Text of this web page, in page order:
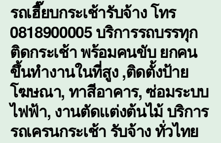
รถเฮี๊ยบกระเช้ารับจ้าง โทร
0818900005 บริการรถบรรทุก
ติดกระเช้า พร้อมคนขับ ยกคน
ขึ้นทำงานในที่สูง ,ติดตั้งป้าย
โฆษณา, ทาสีอาคาร, ซ่อมระบบ
ไฟฟ้า, งานตัดแต่งต้นไม้ บริการ
รถเครนกระเช้ารับจ้าง ทั่วไทย